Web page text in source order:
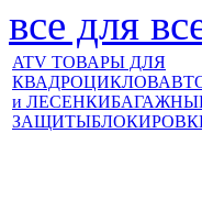
все для
ATV ТОВАРЫ ДЛЯ
КВАДРОЦИКЛОВ
и ЛЕСЕНКИ
ЗАЩИТЫ